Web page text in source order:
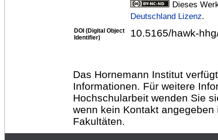
Dieses
Deutschland Lizenz.
DOI (Digital Object
Identifier)
10.5165/hawk-
Das Hornemann Institut
Informationen. Für weitere
Hochschularbeit wenden Sie
wenn kein Kontakt
Fakultäten.